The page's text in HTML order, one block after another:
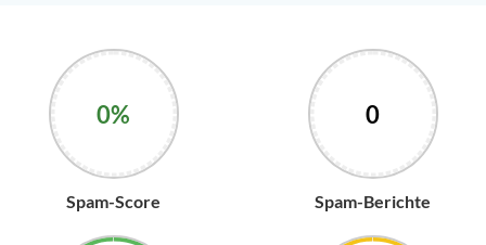
0%
Spam-Score
0
Spam-Berichte